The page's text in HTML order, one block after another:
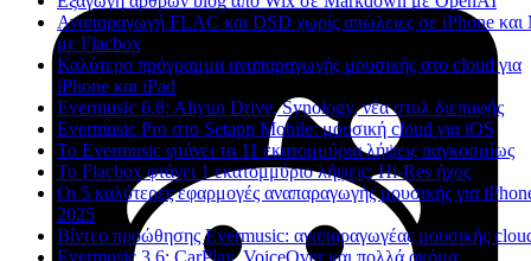
Αναπαραγωγή FLAC και DSD χωρίς απώλειες σε iPhone και
με Flacbox
Καλύτερο πρόγραμμα αναπαραγωγής μουσικής στο cloud για
iPhone και iPad
Evermusic 6.8: Aliyun Drive, Synology, νέα στυλ διεπαφής
Evermusic Pro στο Setapp Mobile: μουσική cloud για iOS
Το Evermusic φτάνει τα 11 εκατομμύρια λήψεις παγκοσμίως
Το Flacbox φτάνει 1 εκατομμύριο λήψεις: Hi-Res ήχος
Οι 5 καλύτερες εφαρμογές αναπαραγωγής μουσικής για
2025
Βίντεο προώθησης Evermusic: αναπαραγωγέας μουσικής
Evermusic 3.6: CarPlay, VoiceOver και πολλά ακόμα